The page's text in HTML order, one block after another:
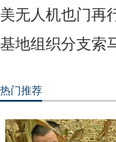
美无人机也门再
基地组织分支索
热门推荐